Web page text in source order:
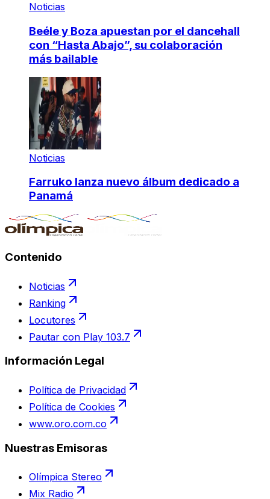
Noticias
Beéle y Boza apuestan por el dancehall
con “Hasta Abajo”, su colaboración
más bailable
Noticias
Farruko lanza nuevo álbum dedicado a
Panamá
Contenido
Noticias
Ranking
Locutores
Pautar con Play 103.7
Información Legal
Política de Privacidad
Política de Cookies
www.oro.com.co
Nuestras Emisoras
Olímpica Stereo
Mix Radio